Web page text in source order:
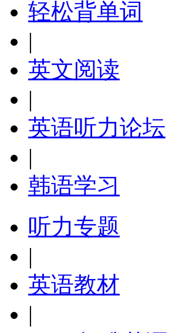
轻松背单词
|
英文阅读
|
英语听力论坛
|
韩语学习
听力专题
|
英语教材
|